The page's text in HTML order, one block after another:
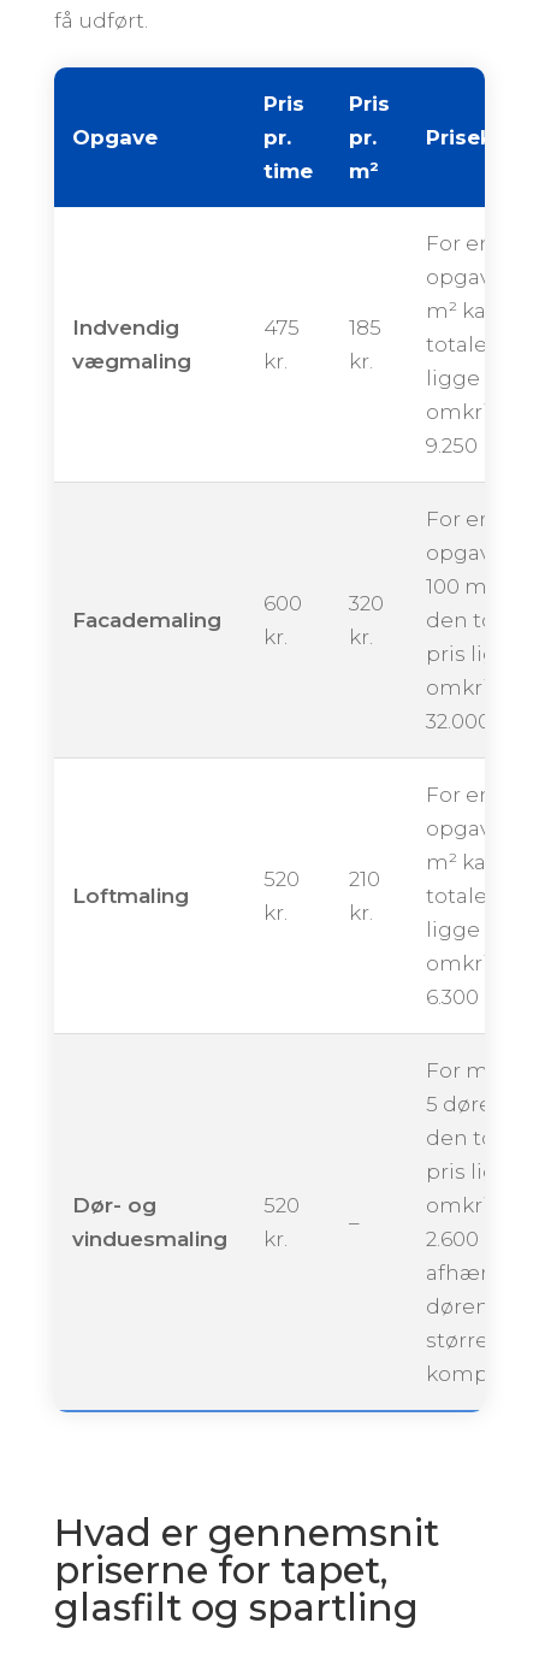
få udført.
Opgave
Pris
pr.
time
Pris
pr.
m²
Indvendig
vægmaling
475
kr.
185
kr.
For en
opgave på
m² kan
totale pris
ligge
omkring
9.250
Facademaling
600
kr.
320
kr.
For en
opgave på
100 m² kan
den totale
pris ligge
omkring
32.000
Loftmaling
520
kr.
210
kr.
For en
opgave på
m² kan
totale pris
ligge
omkring
6.300
Dør- og
vinduesmaling
520
kr.
–
For
5 døre kan
den totale
pris ligge
omkring
2.600
afhængigt
dørenes
størrelse
Hvad er gennemsnit
priserne for tapet,
glasfilt og spartling